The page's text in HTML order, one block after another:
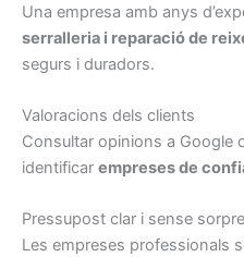
Una empresa amb anys
serralleria i reparació de
segurs i duradors.
Valoracions dels clients
Consultar opinions a Google
identificar empreses de
Pressupost clar i sense
Les empreses professionals